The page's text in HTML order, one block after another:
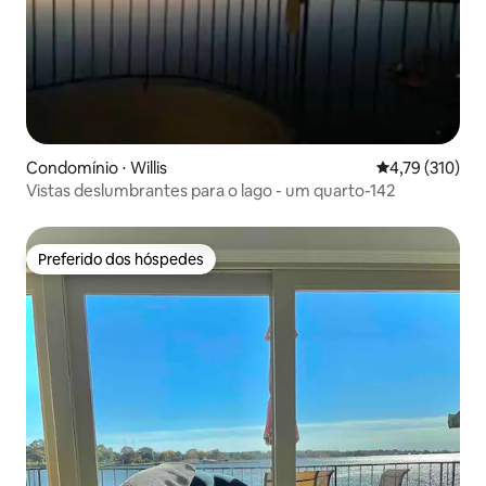
Condomínio ⋅ Willis 4,79 de uma
4,79 (310)
Vistas deslumbrantes para o lago - um quarto-142
Preferido dos hóspedes
Preferido dos hóspedes